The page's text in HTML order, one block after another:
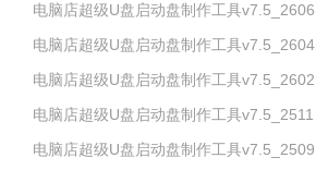
电脑店超级U盘启动盘制作工具v7.5_2606
电脑店超级U盘启动盘制作工具v7.5_2604
电脑店超级U盘启动盘制作工具v7.5_2602
电脑店超级U盘启动盘制作工具v7.5_2511
电脑店超级U盘启动盘制作工具v7.5_2509